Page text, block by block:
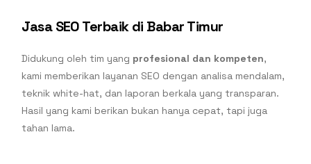
Jasa SEO Terbaik di Babar Timur
Didukung oleh tim yang profesional dan kompeten,
kami memberikan layanan SEO dengan analisa mendalam,
teknik white-hat, dan laporan berkala yang transparan.
Hasil yang kami berikan bukan hanya cepat, tapi juga
tahan lama.